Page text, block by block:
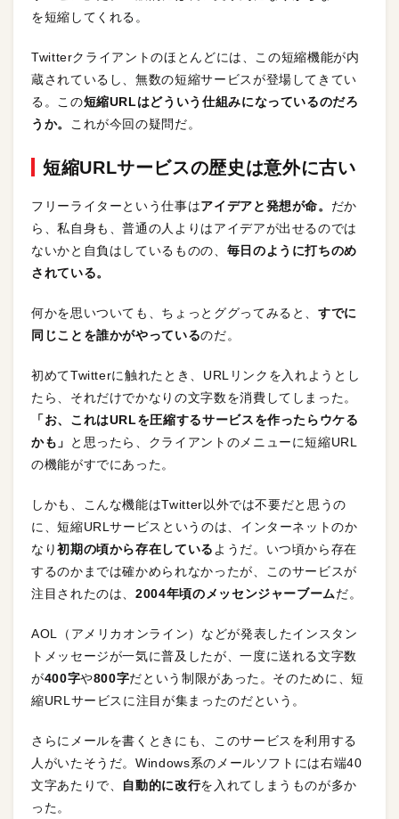
を短縮してくれる。
Twitterクライアントのほとんどには、この短縮機能が内
蔵されているし、無数の短縮サービスが登場してきてい
る。この短縮URLはどういう仕組みになっているのだろ
うか。
これが今回の疑問だ。
短縮URLサービスの歴史は意外に古い
フリーライターという仕事はアイデアと発想が命。 だか
ら、私自身も、普通の人よりはアイデアが出せるのでは
ないかと自負はしているものの、 毎日のように打ちのめ
されている。
何かを思いついても、ちょっとググってみると、すでに
同じことを誰かがやっているのだ。
初めてTwitterに触れたとき、URLリンクを入れようとし
たら、それだけでかなりの文字数を消費してしまった。
「お、これはURLを圧縮するサービスを作ったらウケる
かも」
と思ったら、クライアントのメニューに短縮URL
の機能がすでにあった。
しかも、こんな機能はTwitter以外では不要だと思うの
に、短縮URLサービスというのは、インターネットのか
なり初期の頃から存在している ようだ。いつ頃から存在
するのかまでは確かめられなかったが、このサービスが
注目されたのは、2004年頃のメッセンジャーブームだ。
AOL（アメリカオンライン）などが発表したインスタン
トメッセージが一気に普及したが、一度に送れる文字数
が400字や800字だという制限があった。そのために、短
縮URLサービスに注目が集まったのだという。
さらにメールを書くときにも、このサービスを利用する
人がいたそうだ。Windows系のメールソフトには右端40
文字あたりで、 自動的に改行を入れてしまうものが多か
った。